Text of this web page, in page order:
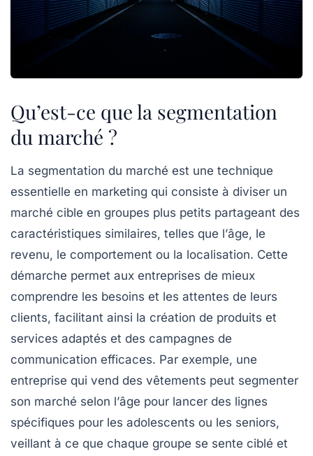
Qu’est-ce que la segmentation
du marché ?
La segmentation du marché est une technique
essentielle en marketing qui consiste à diviser un
marché cible en groupes plus petits partageant des
caractéristiques similaires, telles que l’âge, le
revenu, le comportement ou la localisation. Cette
démarche permet aux entreprises de mieux
comprendre les besoins et les attentes de leurs
clients, facilitant ainsi la création de produits et
services adaptés et des campagnes de
communication efficaces. Par exemple, une
entreprise qui vend des vêtements peut segmenter
son marché selon l’âge pour lancer des lignes
spécifiques pour les adolescents ou les seniors,
veillant à ce que chaque groupe se sente ciblé et